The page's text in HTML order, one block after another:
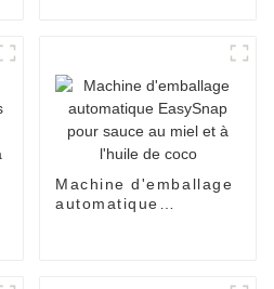
Machine d'emballage
automatique